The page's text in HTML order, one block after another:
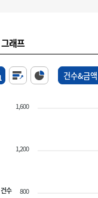
그래프
건수&금액
1,600
1,200
800
건수